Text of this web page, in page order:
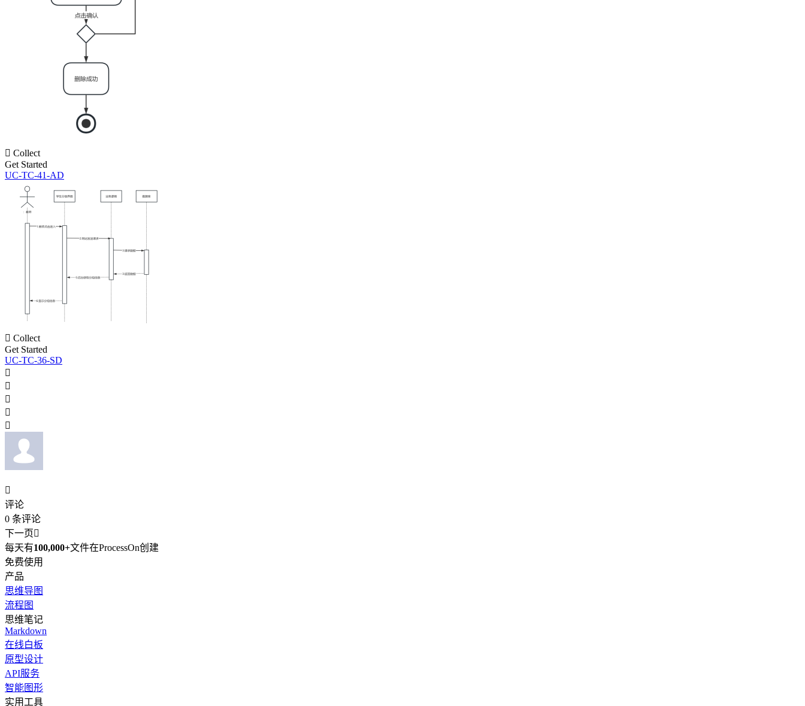
 Collect
Get Started
UC-TC-41-AD
 Collect
Get Started
UC-TC-36-SD






评论
0 条评论
下一页
每天有100,000+文件在ProcessOn创建
免费使用
产品
思维导图
流程图
思维笔记
Markdown
在线白板
原型设计
API服务
智能图形
实用工具